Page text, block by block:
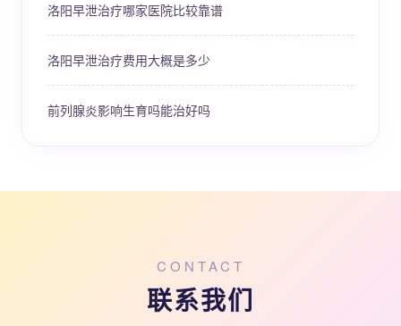
洛阳早泄治疗哪家医院比较靠谱
洛阳早泄治疗费用大概是多少
前列腺炎影响生育吗能治好吗
CONTACT
联系我们